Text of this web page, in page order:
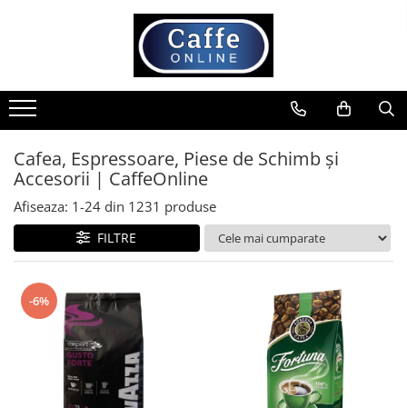
Cafea
Cafea Boabe
Capsule Cafea
Cafea Macinata
Cafea Instant
Espressoare
Aparate Automate
Aparate capsule
Aparate clasice
Accesorii
Cafea, Espressoare, Piese de Schimb și
Accesorii | CaffeOnline
Afiseaza: 1-24 din 1231 produse
FILTRE
-6%